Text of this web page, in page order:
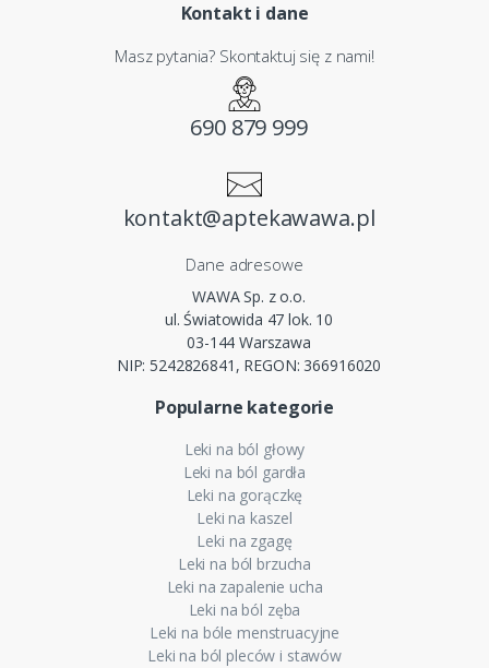
Kontakt i dane
Masz pytania? Skontaktuj się z nami!
690 879 999
kontakt@aptekawawa.pl
Dane adresowe
WAWA Sp. z o.o.
ul. Światowida 47 lok. 10
03-144 Warszawa
NIP: 5242826841, REGON: 366916020
Popularne kategorie
Leki na ból głowy
Leki na ból gardła
Leki na gorączkę
Leki na kaszel
Leki na zgagę
Leki na ból brzucha
Leki na zapalenie ucha
Leki na ból zęba
Leki na bóle menstruacyjne
Leki na ból pleców i stawów